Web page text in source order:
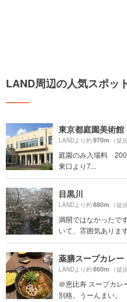
LAND周辺の人気スポッ
東京都庭園美術館
LANDより約970m （徒
庭園のみ入場料
東口より7...
目黒川
LANDより約880m （徒
満開ではなかったで
いて、雰囲気あります
薬膳スープカレー
LANDより約860m （徒
＠恵比寿 スープカレ
別格。うーんまい。